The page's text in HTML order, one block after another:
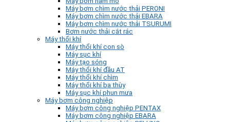
Máy bơm chìm nước thải PERONI
Máy bơm chìm nước thải EBARA
Máy bơm chìm nước thải TSURUMI
Bơm nước thải cắt rác
Máy thổi khí
Máy thổi khí con sò
Máy sục khí
Máy tạo sóng
Máy thổi khí đầu AT
Máy thổi khí chìm
Máy thổi khí ba thùy
Máy sục khí phun mưa
Máy bơm công nghiệp
Máy bơm công nghiệp PENTAX
Máy bơm công nghiệp EBARA